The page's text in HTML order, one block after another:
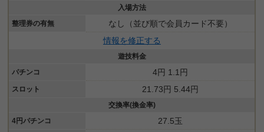
入場方法
整理券の有無
なし（並び順で会員カード不要）
情報を修正する
遊技料金
パチンコ
4円 1.1円
スロット 21.73円 5.44円
交換率(換金率)
4円パチンコ
27.5玉